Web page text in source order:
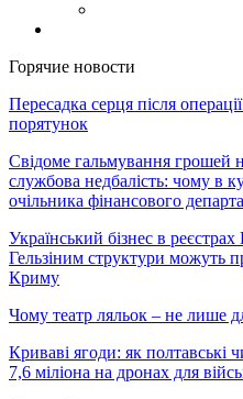
Горячие новости
Пересадка серця після
порятунок
Свідоме гальмування грошей
службова недбалість: чому в
очільника фінансового
Український бізнес в
Гельзіним структури можуть
Криму
Чому театр ляльок – не лише
Криваві ягоди: як полтавські
7,6 міліона на дронах для